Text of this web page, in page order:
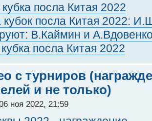
посла Китая 2022
кубок посла Китая 2022:
В.Каймин и
посла Китая 2022
с турниров
и не только)
ноя 2022, 21:59